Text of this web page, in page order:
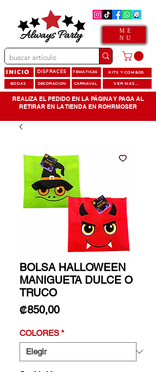
ME
NU
INICIO DISFRACES TEMATICAS KITS Y COMBOS
BODAS DECORACION CARNAVAL VER MAS...
REALIZA EL PEDIDO EN LA PÁGINA Y PAGA AL
RETIRAR EN LA TIENDA EN ROHRMOSER
BOLSA HALLOWEEN
MANIGUETA DULCE O
TRUCO
₡850,00Precio
COLORES *